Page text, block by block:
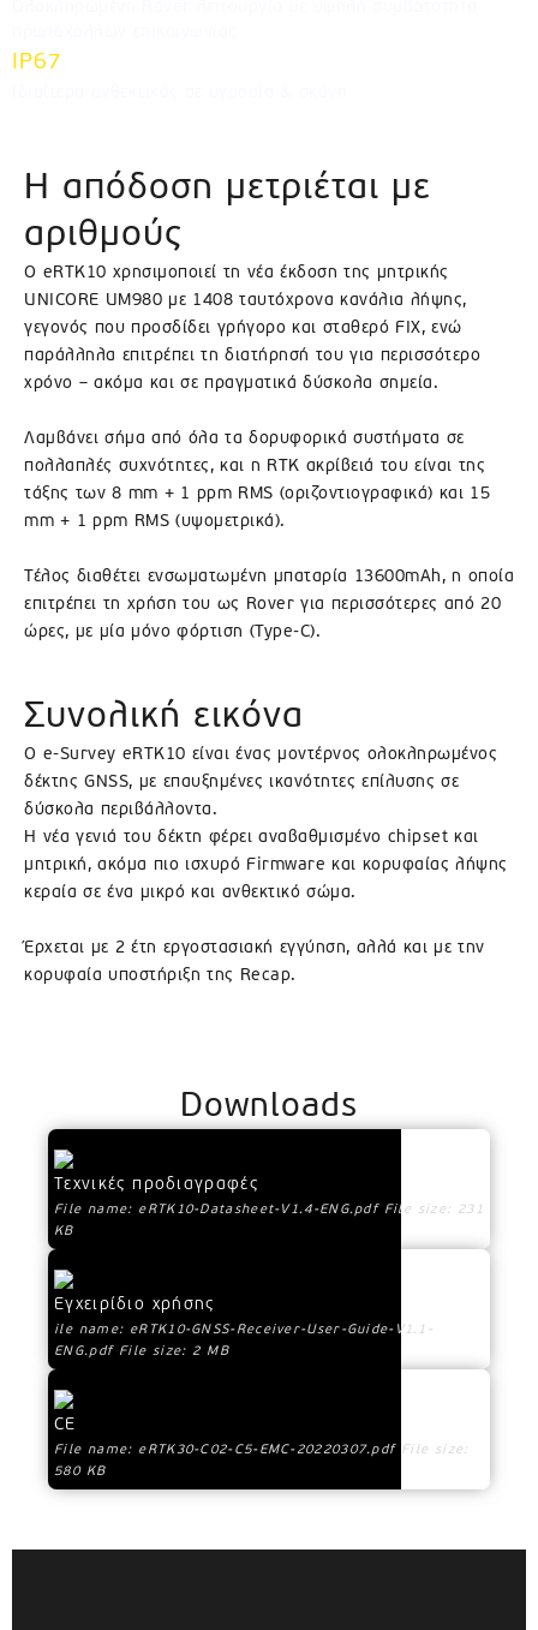
IP67
Η απόδοση μετριέται με
αριθμούς
Ο eRTK10 χρησιμοποιεί τη νέα έκδοση της μητρικής
UNICORE UM980 με 1408 ταυτόχρονα κανάλια λήψης,
γεγονός που προσδίδει γρήγορο και σταθερό FIX, ενώ
παράλληλα επιτρέπει τη διατήρησή του για περισσότερο
χρόνο – ακόμα και σε πραγματικά δύσκολα σημεία.
Λαμβάνει σήμα από όλα τα δορυφορικά συστήματα σε
πολλαπλές συχνότητες, και η RTK ακρίβειά του είναι της
τάξης των 8 mm + 1 ppm RMS (οριζοντιογραφικά) και 15
mm + 1 ppm RMS (υψομετρικά).
Τέλος διαθέτει ενσωματωμένη μπαταρία 13600mAh, η οποία
επιτρέπει τη χρήση του ως Rover για περισσότερες από 20
ώρες, με μία μόνο φόρτιση (Type-C).
Συνολική εικόνα
Ο e-Survey eRTK10 είναι ένας μοντέρνος ολοκληρωμένος
δέκτης GNSS, με επαυξημένες ικανότητες επίλυσης σε
δύσκολα περιβάλλοντα.
Η νέα γενιά του δέκτη φέρει αναβαθμισμένο chipset και
μητρική, ακόμα πιο ισχυρό Firmware και κορυφαίας λήψης
κεραία σε ένα μικρό και ανθεκτικό σώμα.
Έρχεται με 2 έτη εργοστασιακή εγγύηση, αλλά και με την
κορυφαία υποστήριξη της Recap.
Downloads
Τεχνικές προδιαγραφές
File name: eRTK10-Datasheet-V1.4-ENG.pdf File size: 231
KB
Εγχειρίδιο χρήσης
ile name: eRTK10-GNSS-Receiver-User-Guide-V1.1-
ENG.pdf File size: 2 MB
CE
File name: eRTK30-C02-C5-EMC-20220307.pdf File size:
580 KB